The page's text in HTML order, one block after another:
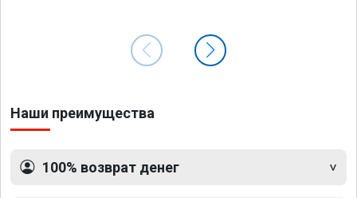
Наши преимущества
100% возврат денег